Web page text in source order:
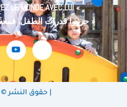
LE MONDE AVEC LUI «
« حرروا قدرات الطفل، فمعه ستغيرون العالم »